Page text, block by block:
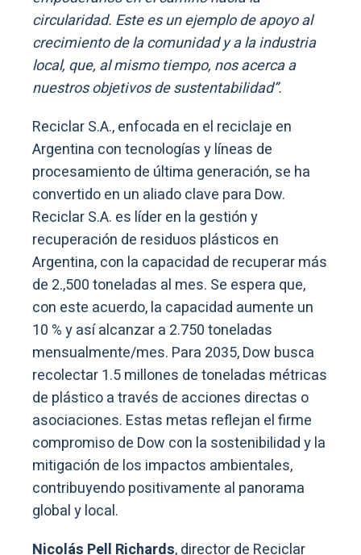
circularidad. Este es un ejemplo de apoyo al
crecimiento de la comunidad y a la industria
local, que, al mismo tiempo, nos acerca a
nuestros objetivos de sustentabilidad”.
Reciclar S.A., enfocada en el reciclaje en
Argentina con tecnologías y líneas de
procesamiento de última generación, se ha
convertido en un aliado clave para Dow.
Reciclar S.A. es líder en la gestión y
recuperación de residuos plásticos en
Argentina, con la capacidad de recuperar más
de 2.,500 toneladas al mes. Se espera que,
con este acuerdo, la capacidad aumente un
10 % y así alcanzar a 2.750 toneladas
mensualmente/mes. Para 2035, Dow busca
recolectar 1.5 millones de toneladas métricas
de plástico a través de acciones directas o
asociaciones. Estas metas reflejan el firme
compromiso de Dow con la sostenibilidad y la
mitigación de los impactos ambientales,
contribuyendo positivamente al panorama
global y local.
Nicolás Pell Richards, director de Reciclar